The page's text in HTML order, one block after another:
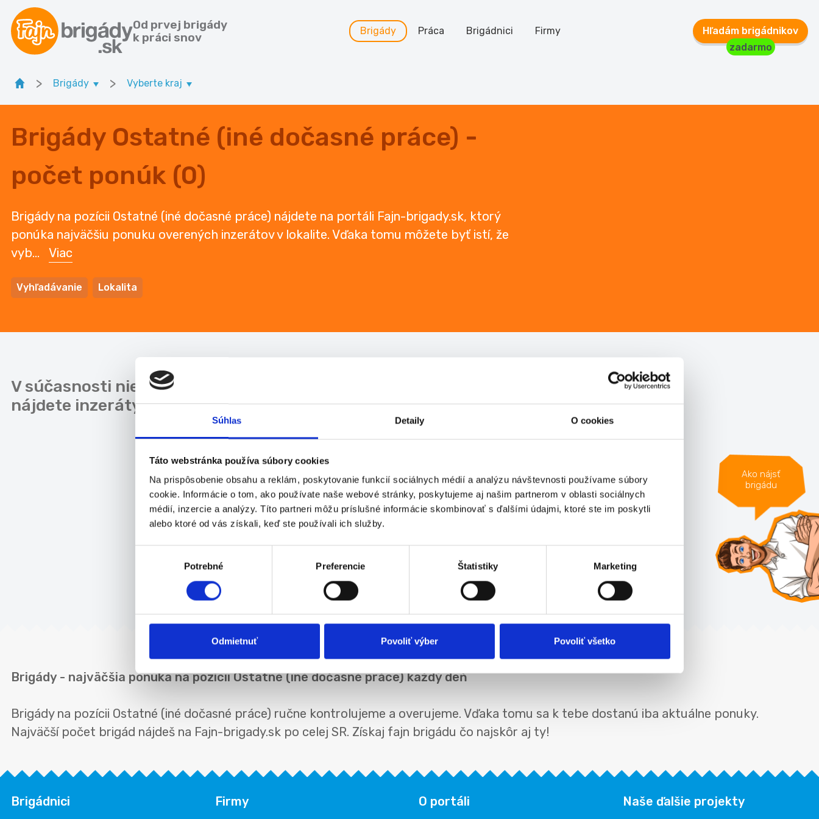
Súhlas Detaily O cookies
Táto webstránka používa súbory cookies
Na prispôsobenie obsahu a reklám, poskytovanie funkcií sociálnych médií a analýzu návštevnosti používame súbory
cookie. Informácie o tom, ako používate naše webové stránky, poskytujeme aj našim partnerom v oblasti sociálnych
médií, inzercie a analýzy. Títo partneri môžu príslušné informácie skombinovať s ďalšími údajmi, ktoré ste im poskytli
alebo ktoré od vás získali, keď ste používali ich služby.
Potrebné Preferencie Štatistiky Marketing
Odmietnuť Povoliť výber Povoliť všetko
Od prvej brigády
k práci snov
Brigády Práca Brigádnici Firmy
Hľadám brigádnikov
zadarmo
Ako nájsť
brigádu
> Brigády > Vyberte kraj
Brigády Ostatné (iné dočasné práce) -
počet ponúk (0)
Brigády na pozícii Ostatné (iné dočasné práce) nájdete na portáli Fajn-brigady.sk, ktorý
ponúka najväčšiu ponuku overených inzerátov v lokalite. Vďaka tomu môžete byť istí, že
vyb... Viac
Vyhľadávanie Lokalita
V súčasnosti nie sú pre lokalitu žiadne aktívne ponuky. Nižšie
nájdete inzeráty preCelú SR.
Kategórie
brigád
Manuálna
Obchod-služby
Ostatné
Články
Všetky články »
Brigády - najväčšia ponuka na pozícii Ostatné (iné dočasné práce) každý deň
Brigády na pozícii Ostatné (iné dočasné práce) ručne kontrolujeme a overujeme. Vďaka tomu sa k tebe dostanú iba aktuálne ponuky.
Najväčší počet brigád nájdeš na Fajn-brigady.sk po celej SR. Získaj fajn brigádu čo najskôr aj ty!
Brigádnici Firmy O portáli Naše ďalšie projekty